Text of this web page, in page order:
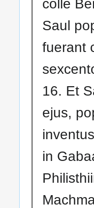
colle
Saul
fuerant
16. Et
ejus,
in